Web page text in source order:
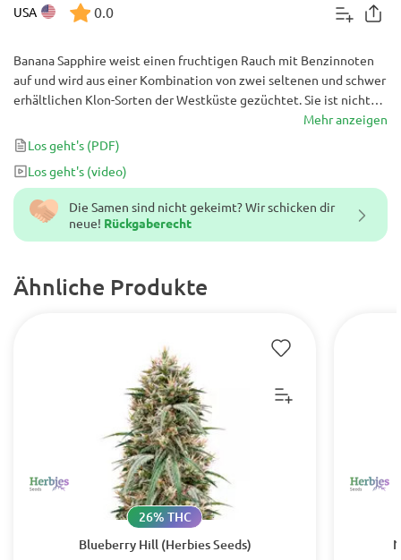
USA 0.0
Die Samen sind nicht gekeimt? Wir schicken dir
neue! Rückgaberecht
Ähnliche Produkte
Blueberry Hill (Herbies Seeds)
26% THC
Banana Sapphire weist einen fruchtigen Rauch mit Benzinnoten
auf und wird aus einer Kombination von zwei seltenen und schwer
erhältlichen Klon-Sorten der Westküste gezüchtet. Sie ist nicht
nur wegen ihres einzigartigen Geschmacks sehr begehrt, sondern
auch aufgrund ihrer fantastischen Potenz von 23–26 % THC. Die
Wirkung ist ideal, um am Ende des Tages stoned zu werden und
die letzten wachen Stunden völlig entspannt und euphorisch auf
der Couch zu verbringen.
Mehr anzeigen
Los geht's (PDF)
Los geht's (video)